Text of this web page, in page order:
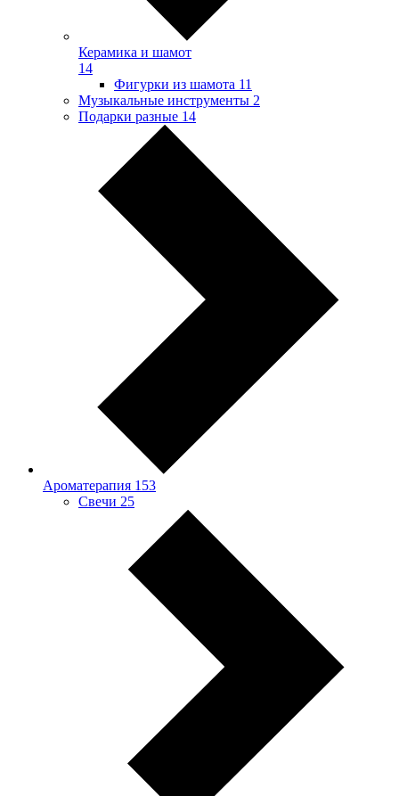
Керамика и шамот
14
Фигурки из шамота 11
Музыкальные инструменты 2
Подарки разные 14
Ароматерапия 153
Свечи 25